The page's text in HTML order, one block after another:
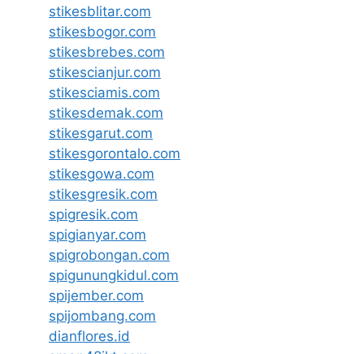
stikesblitar.com
stikesbogor.com
stikesbrebes.com
stikescianjur.com
stikesciamis.com
stikesdemak.com
stikesgarut.com
stikesgorontalo.com
stikesgowa.com
stikesgresik.com
spigresik.com
spigianyar.com
spigrobongan.com
spigunungkidul.com
spijember.com
spijombang.com
dianflores.id